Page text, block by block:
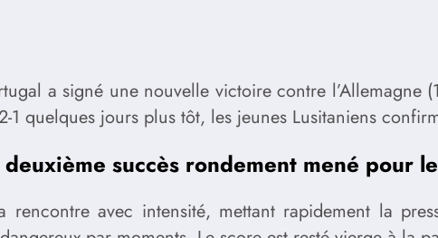
a signé une nouvelle victoire contre l’Allemagne
1 quelques jours plus tôt, les jeunes Lusitaniens
deuxième succès rondement mené pour
rencontre avec intensité, mettant rapidement la